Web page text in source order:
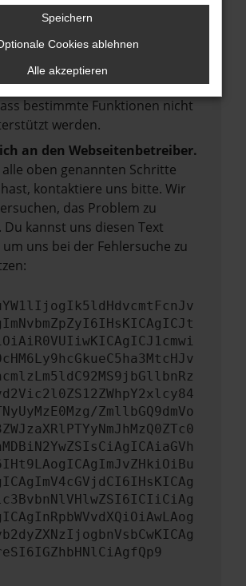
dass dein Browser und dein
auf dem neuesten Stand
Software birgt nicht nur ein
sondern kann auch dazu
bestimmte Funktionen nicht
werden.
an den Webseitenbetreiber.
oben genannten Schritte
kontaktiere uns bitte. Wir
das Problem zu
Du kannst uns diesen Text
um uns bei der Fehlersuche zu
ZmllbGQ9dmVo
Speichern
Cookies ablehnen
Alle akzeptieren